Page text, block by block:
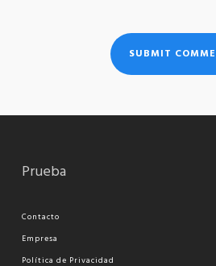
Prueba
Contacto
Empresa
Política de Privacidad